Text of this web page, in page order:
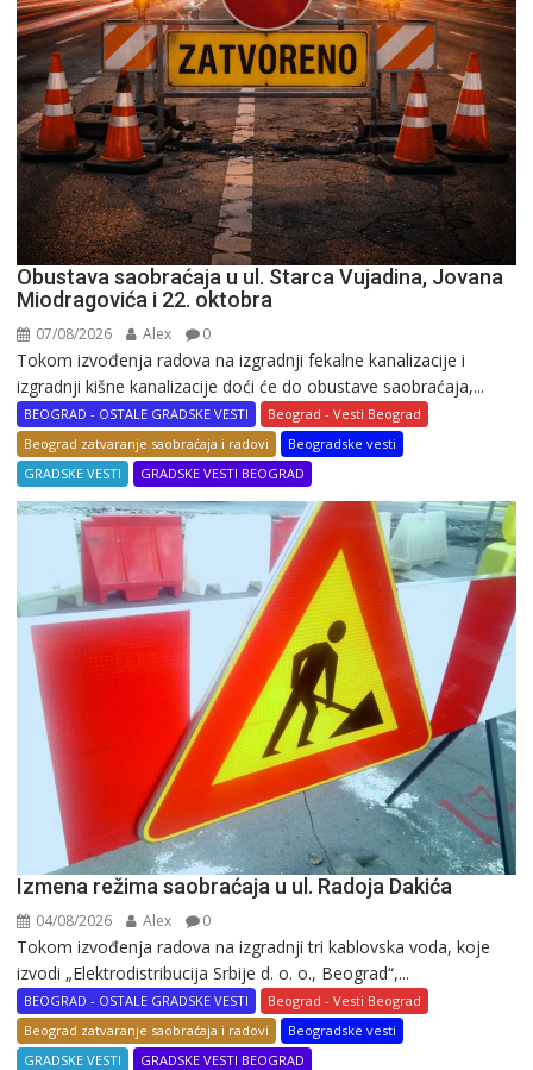
Obustava saobraćaja u ul. Starca Vujadina, Jovana
Miodragovića i 22. oktobra
07/08/2026 Alex 0
Tokom izvođenja radova na izgradnji fekalne kanalizacije i
izgradnji kišne kanalizacije doći će do obustave saobraćaja,...
BEOGRAD - OSTALE GRADSKE VESTI
Beograd - Vesti Beograd
Beograd zatvaranje saobraćaja i radovi
Beogradske vesti
GRADSKE VESTI
GRADSKE VESTI BEOGRAD
Izmena režima saobraćaja u ul. Radoja Dakića
04/08/2026 Alex 0
Tokom izvođenja radova na izgradnji tri kablovska voda, koje
izvodi „Elektrodistribucija Srbije d. o. o., Beograd“,...
BEOGRAD - OSTALE GRADSKE VESTI
Beograd - Vesti Beograd
Beograd zatvaranje saobraćaja i radovi
Beogradske vesti
GRADSKE VESTI
GRADSKE VESTI BEOGRAD